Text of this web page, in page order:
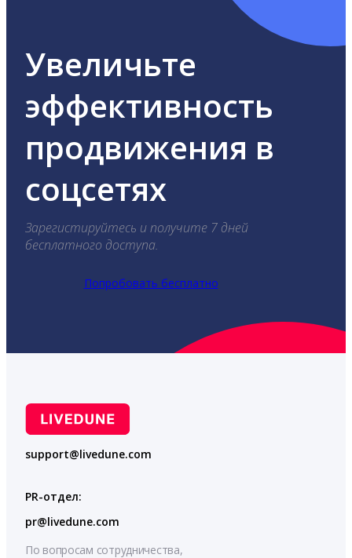
Увеличьте
эффективность
продвижения в
соцсетях
Зарегистируйтесь и получите 7 дней
бесплатного доступа.
Попробовать бесплатно
support@livedune.com
PR-отдел:
pr@livedune.com
По вопросам сотрудничества,